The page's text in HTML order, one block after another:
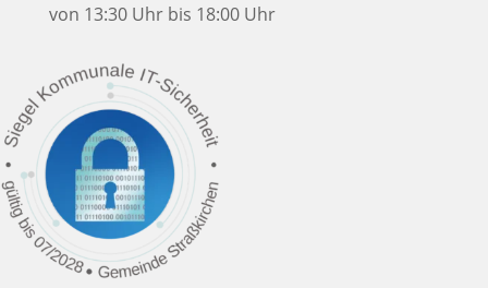
von 13:30 Uhr bis 18:00 Uhr